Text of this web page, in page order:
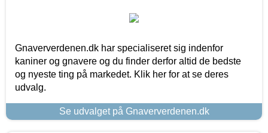
Gnaververdenen.dk har specialiseret sig indenfor
kaniner og gnavere og du finder derfor altid de bedste
og nyeste ting på markedet. Klik her for at se deres
udvalg.
Se udvalget på Gnaververdenen.dk